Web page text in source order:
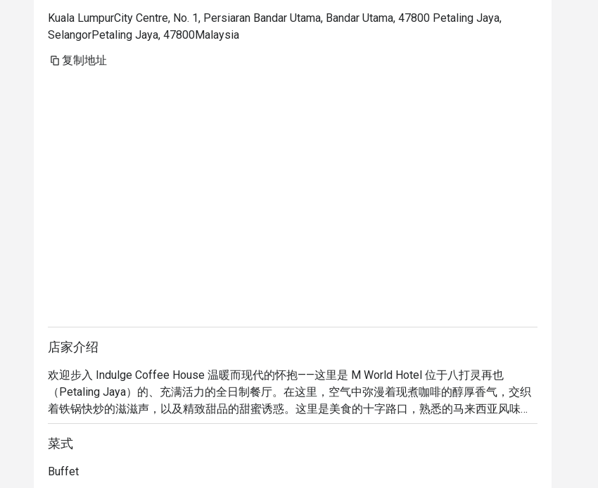
Kuala LumpurCity Centre, No. 1, Persiaran Bandar Utama, Bandar Utama, 47800 Petaling Jaya,
SelangorPetaling Jaya, 47800Malaysia
复制地址
店家介绍
欢迎步入 Indulge Coffee House 温暖而现代的怀抱——这里是 M World Hotel 位于八打灵再也
（Petaling Jaya）的、充满活力的全日制餐厅。在这里，空气中弥漫着现煮咖啡的醇厚香气，交织
着铁锅快炒的滋滋声，以及精致甜品的甜蜜诱惑。这里是美食的十字路口，熟悉的马来西亚风味与
备受喜爱的国际经典在此交汇，营造出一个温馨热情的空间，吸引着您在此流连、欢聚，尽情沉醉
于一场感官盛宴——从活力满满的清晨，到轻松惬意的夜晚。
无论您是来享用一顿简便的晚餐，还是想在此度过一个悠闲的夜晚，以下亮点都将让您流连忘返：
菜式
Buffet